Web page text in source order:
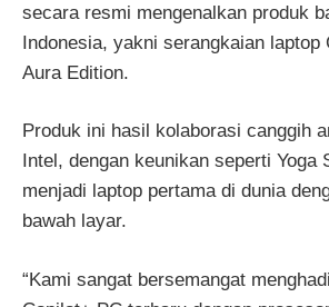
secara resmi mengenalkan produk
Indonesia, yakni serangkaian laptop
Aura Edition.
Produk ini hasil kolaborasi canggih
Intel, dengan keunikan seperti Yoga
menjadi laptop pertama di dunia
bawah layar.
“Kami sangat bersemangat